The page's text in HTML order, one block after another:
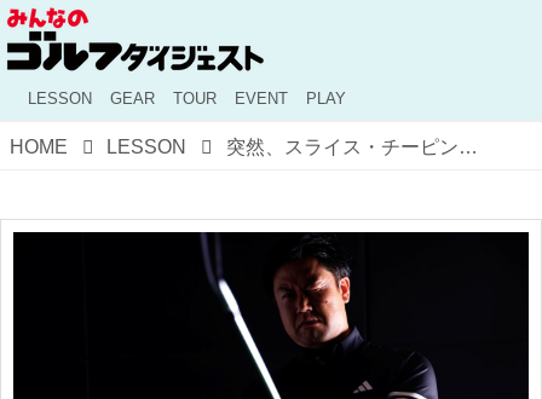
LESSON GEAR TOUR EVENT PLAY
HOME LESSON 突然、スライス・チーピン祭り……。どうやってしのげばいい!?【柳橋章徳プロコーチに学ぶゴルフ用語あれこれ】